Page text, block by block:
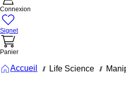
Connexion
Signet
Panier
Accueil /// Life Science ///